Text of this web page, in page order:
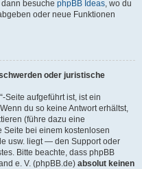
besuche phpBB Ideas, wo du
oder neue Funktionen
oder juristische
Seite aufgeführt ist, ist ein
du so keine Antwort erhältst,
(führe dazu eine
bei einem kostenlosen
usw. liegt — den Support oder
Bitte beachte, dass phpBB
e. V. (phpBB.de) absolut keinen